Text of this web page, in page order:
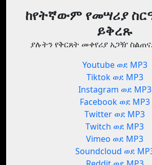
ከየትኛውም የመሣሪያ
ይቅረጹ
ያሉትን የቅርጸት መቀየሪያ አጋዥ
Youtube ወደ MP3
Tiktok ወደ MP3
Instagram ወደ MP3
Facebook ወደ MP3
Twitter ወደ MP3
Twitch ወደ MP3
Vimeo ወደ MP3
Soundcloud ወደ